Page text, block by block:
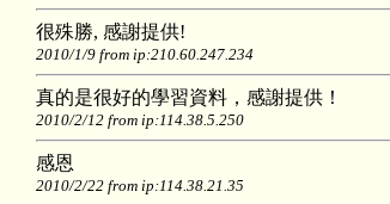
很殊勝, 感謝提供!
2010/1/9 from ip:210.60.247.234
真的是很好的學習資料，感謝提供！
2010/2/12 from ip:114.38.5.250
感恩
2010/2/22 from ip:114.38.21.35